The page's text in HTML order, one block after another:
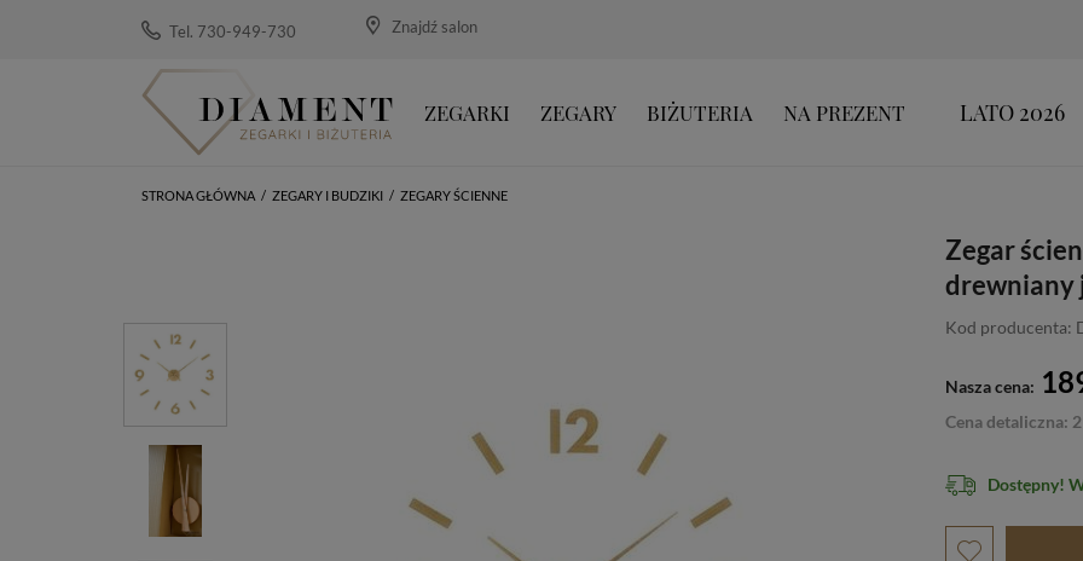
Tel. 730-949-730 Znajdź salon
ZEGARKI ZEGARY BIŻUTERIA NA PREZENT LATO 2026
STRONA GŁÓWNA / ZEGARY I BUDZIKI / ZEGARY ŚCIENNE
Zegar
drewniany
Kod producenta:
Nasza cena:
Cena detaliczna:
Dostępny!